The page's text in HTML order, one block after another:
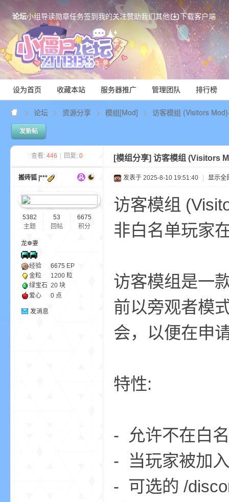
论坛小组导读勋章任务签到我的关注赞助我们其他 下载客户端
设为首页 收藏本站 服务器推广 管理团队 排行榜
论坛 资源分享 模组[Mod] 访客模组 (Visitors
发新帖
查看: 446 回复: 0 [模组分享] 访客模组 (Visitors
搬砖狐 |***
5382
主题
53
回帖
6675
积分
龙❁妻
经验 6675 EP
金粒
1200 粒
绿宝石 20 块
爱心
0 点
发消息
发表于 2025-8-10 19:51:40 显示全
访客模组
非白名单玩家
访客模组是一
前以旁观者模
会，以便在申
特性:
- 允许不在白
- 当玩家被加
- 可选的 /